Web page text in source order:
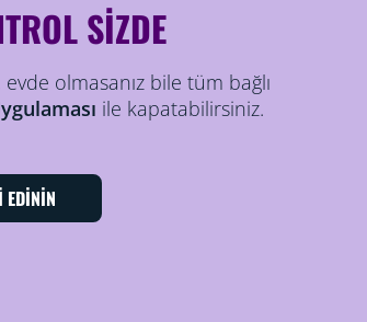
SİZDE
olmasanız bile tüm bağlı
ile kapatabilirsiniz.
EDİNİN